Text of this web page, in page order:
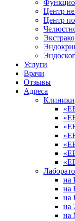
Центр
Центр
Услуги
Врачи
Отзывы
Адреса
Клиники
на
на
на
на
на